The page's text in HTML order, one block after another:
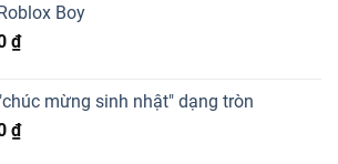
Boy
₫
mừng sinh nhật" dạng tròn
₫